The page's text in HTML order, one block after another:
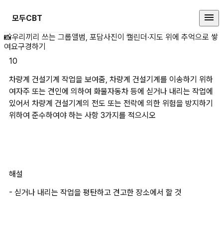
모두CBT
차량계 건설기계 작업을 보여줌,
📸우리끼리 쓰는 그룹앨범, 포담사진이 캘린더·지도 위에 추억으로 쌓
여요구경하기
10
차량계 건설기계 작업을 보여줌, 차량계 건설기계를 이송하기 위하
여자주 또는 견인에 의하여 화물자동차 등에 싣거나 내리는 작업에
있어서 차량계 건설기계의 전도 또는 전락에 의한 위험을 방지하기
위하여 준수하여야 하는 사항 3가지를 적으시오
해설
- 싣거나 내리는 작업을 평탄하고 견고한 장소에서 할 것